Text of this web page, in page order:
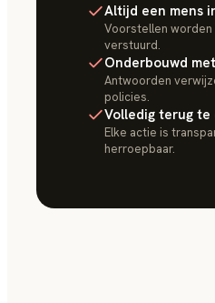
Altijd een mens
Voorstellen
verstuurd.
Onderbouwd
Antwoorden
policies.
Volledig terug te
Elke actie is
herroepbaar.